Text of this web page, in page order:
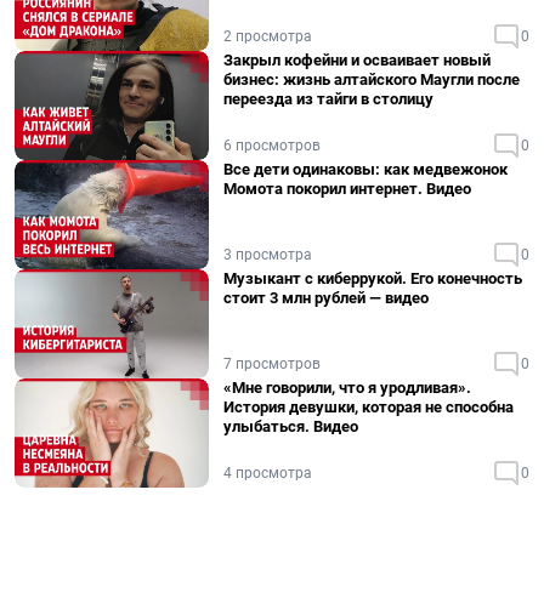
2 просмотра 0
Закрыл кофейни и осваивает новый
бизнес: жизнь алтайского Маугли после
переезда из тайги в столицу
6 просмотров 0
Все дети одинаковы: как медвежонок
Момота покорил интернет. Видео
3 просмотра 0
Музыкант с киберрукой. Его конечность
стоит 3 млн рублей — видео
7 просмотров 0
«Мне говорили, что я уродливая».
История девушки, которая не способна
улыбаться. Видео
4 просмотра 0